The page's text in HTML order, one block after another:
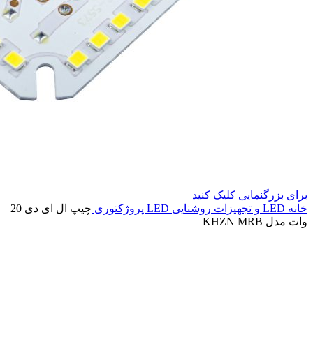
برای بزرگنمایی کلیک کنید
خانه LED و تجهیزات روشنایی LED پروژکتوری
چیپ ال ای دی 20
وات مدل KHZN MRB